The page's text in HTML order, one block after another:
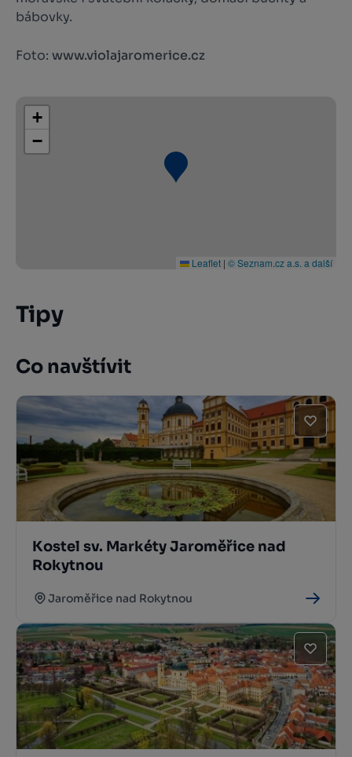
bábovky.
Foto: www.violajaromerice.cz
+
−
Leaflet | © Seznam.cz a.s. a další
Tipy
Co navštívit
Kostel sv. Markéty Jaroměřice nad
Rokytnou
Jaroměřice nad Rokytnou